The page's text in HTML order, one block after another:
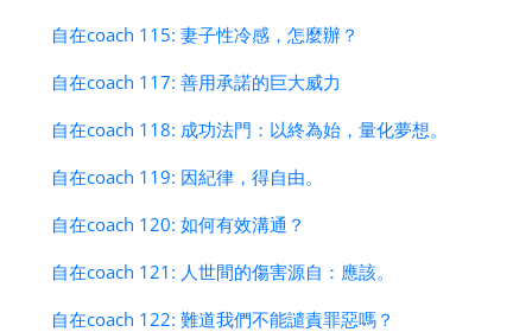
自在coach 115: 妻子性冷感，怎麼辦？
自在coach 117: 善用承諾的巨大威力
自在coach 118: 成功法門：以終為始，量化夢想。
自在coach 119: 因紀律，得自由。
自在coach 120: 如何有效溝通？
自在coach 121: 人世間的傷害源自：應該。
自在coach 122: 難道我們不能譴責罪惡嗎？